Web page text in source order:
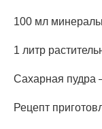
100 мл
1 литр
Сахарная пудра
Рецепт